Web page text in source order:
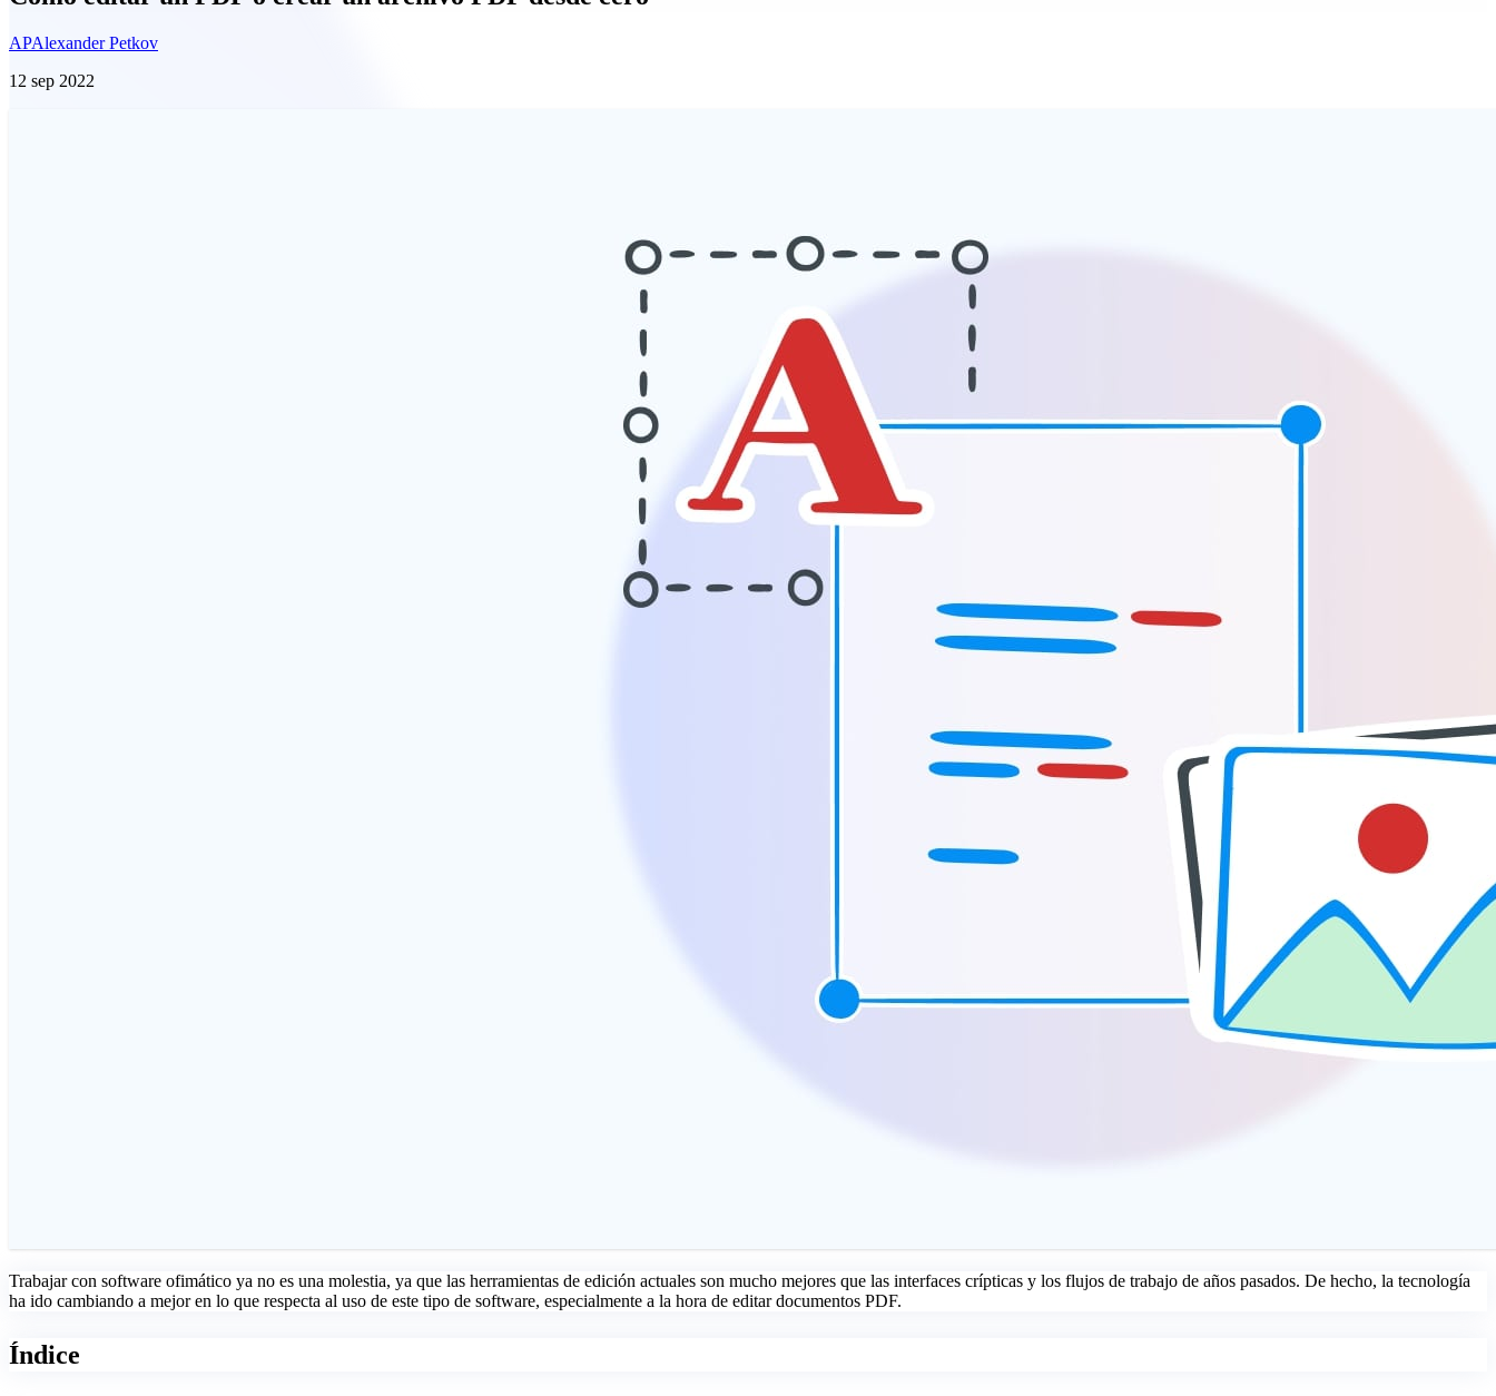
APAlexander Petkov
12 sep 2022
Trabajar con software ofimático ya no es una molestia, ya que las herramientas de edición actuales son mucho mejores que las interfaces crípticas y los flujos de trabajo de años pasados. De hecho, la tecnología
ha ido cambiando a mejor en lo que respecta al uso de este tipo de software, especialmente a la hora de editar documentos PDF.
Índice